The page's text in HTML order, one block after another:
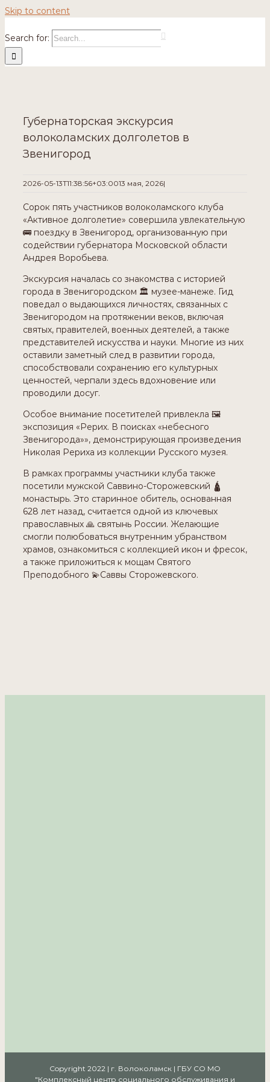
Skip to content
Search for:
Губернаторская экскурсия
волоколамских долголетов в
Звенигород
2026-05-13T11:38:56+03:0013 мая, 2026|
Сорок пять участников волоколамского клуба
«Активное долголетие» совершила увлекательную
🚌 поездку в Звенигород, организованную при
содействии губернатора Московской области
Андрея Воробьева.
Экскурсия началась со знакомства с историей
города в Звенигородском 🏛️ музее-манеже. Гид
поведал о выдающихся личностях, связанных с
Звенигородом на протяжении веков, включая
святых, правителей, военных деятелей, а также
представителей искусства и науки. Многие из них
оставили заметный след в развитии города,
способствовали сохранению его культурных
ценностей, черпали здесь вдохновение или
проводили досуг.
Особое внимание посетителей привлекла 🖼
экспозиция «Рерих. В поисках «небесного
Звенигорода»», демонстрирующая произведения
Николая Рериха из коллекции Русского музея.
В рамках программы участники клуба также
посетили мужской Саввино-Сторожевский 🛕
монастырь. Это старинное обитель, основанная
628 лет назад, считается одной из ключевых
православных 🙏 святынь России. Желающие
смогли полюбоваться внутренним убранством
храмов, ознакомиться с коллекцией икон и фресок,
а также приложиться к мощам Святого
Преподобного 💫Саввы Сторожевского.
Copyright 2022 | г. Волоколамск | ГБУ СО МО
"Комплексный центр социального обслуживания и